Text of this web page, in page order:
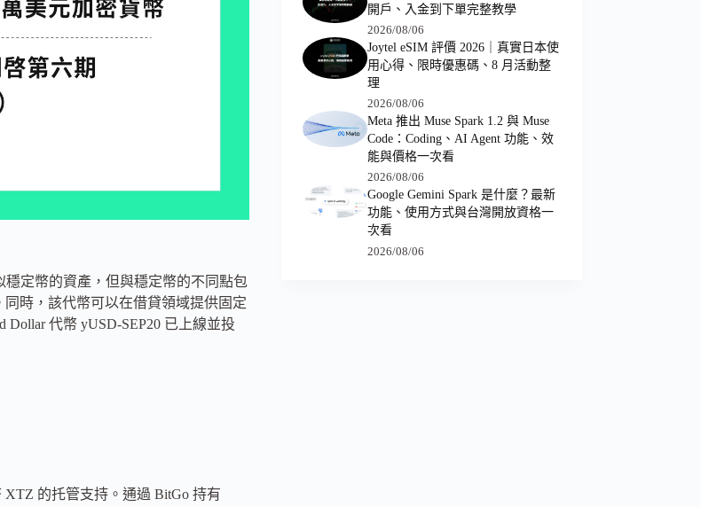
穩定幣的資產，但與穩定幣的不同點包
時，該代幣可以在借貸領域提供固定
代幣 yUSD-SEP20 已上線並投
的托管支持。通過 BitGo 持有
開戶、入金到下單完整教學
2026/08/06
Joytel eSIM 評價 2026｜真實日本使
用心得、限時優惠碼、8 月活動整
理
2026/08/06
Meta 推出 Muse Spark 1.2 與 Muse
Code：Coding、AI Agent 功能、效
能與價格一次看
2026/08/06
Google Gemini Spark 是什麼？最新
功能、使用方式與台灣開放資格一
次看
2026/08/06